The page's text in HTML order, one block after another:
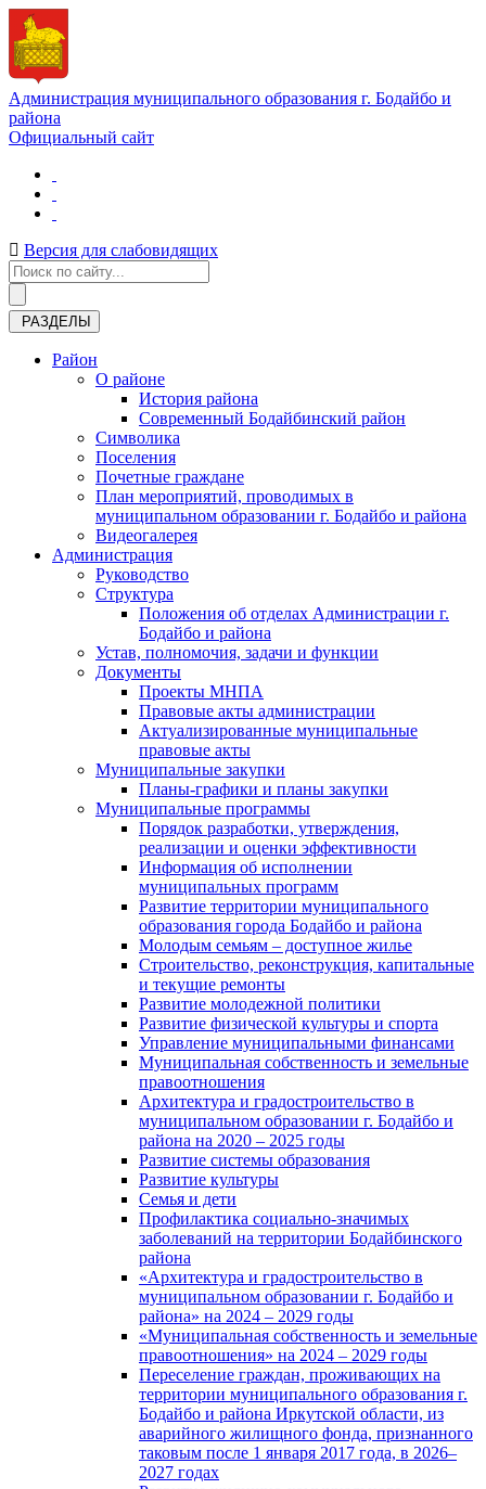
Администрация муниципального образования г. Бодайбо и
района
Официальный сайт
Версия для слабовидящих
РАЗДЕЛЫ
Район
О районе
История района
Современный Бодайбинский район
Символика
Поселения
Почетные граждане
План мероприятий, проводимых в
муниципальном образовании г. Бодайбо и района
Видеогалерея
Администрация
Руководство
Структура
Положения об отделах Администрации г.
Бодайбо и района
Устав, полномочия, задачи и функции
Документы
Проекты МНПА
Правовые акты администрации
Актуализированные муниципальные
правовые акты
Муниципальные закупки
Планы-графики и планы закупки
Муниципальные программы
Порядок разработки, утверждения,
реализации и оценки эффективности
Информация об исполнении
муниципальных программ
Развитие территории муниципального
образования города Бодайбо и района
Молодым семьям – доступное жилье
Строительство, реконструкция, капитальные
и текущие ремонты
Развитие молодежной политики
Развитие физической культуры и спорта
Управление муниципальными финансами
Муниципальная собственность и земельные
правоотношения
Архитектура и градостроительство в
муниципальном образовании г. Бодайбо и
района на 2020 – 2025 годы
Развитие системы образования
Развитие культуры
Семья и дети
Профилактика социально-значимых
заболеваний на территории Бодайбинского
района
«Архитектура и градостроительство в
муниципальном образовании г. Бодайбо и
района» на 2024 – 2029 годы
«Муниципальная собственность и земельные
правоотношения» на 2024 – 2029 годы
Переселение граждан, проживающих на
территории муниципального образования г.
Бодайбо и района Иркутской области, из
аварийного жилищного фонда, признанного
таковым после 1 января 2017 года, в 2026–
2027 годах